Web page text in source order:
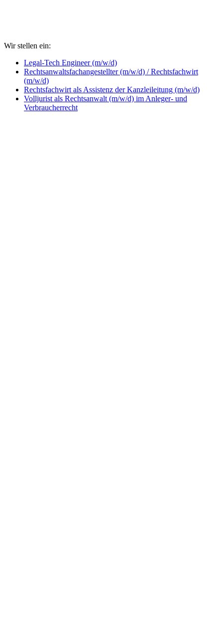
Wir stellen ein:
Legal-Tech Engineer (m/w/d)
Rechtsanwaltsfachangestellter (m/w/d) / Rechtsfachwirt
(m/w/d)
Rechtsfachwirt als Assistenz der Kanzleileitung (m/w/d)
Volljurist als Rechtsanwalt (m/w/d) im Anleger- und
Verbraucherrecht